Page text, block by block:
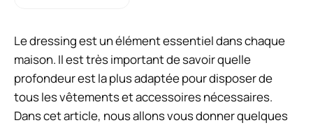
Le dressing est un élément essentiel dans chaque
maison. Il est très important de savoir quelle
profondeur est la plus adaptée pour disposer de
tous les vêtements et accessoires nécessaires.
Dans cet article, nous allons vous donner quelques